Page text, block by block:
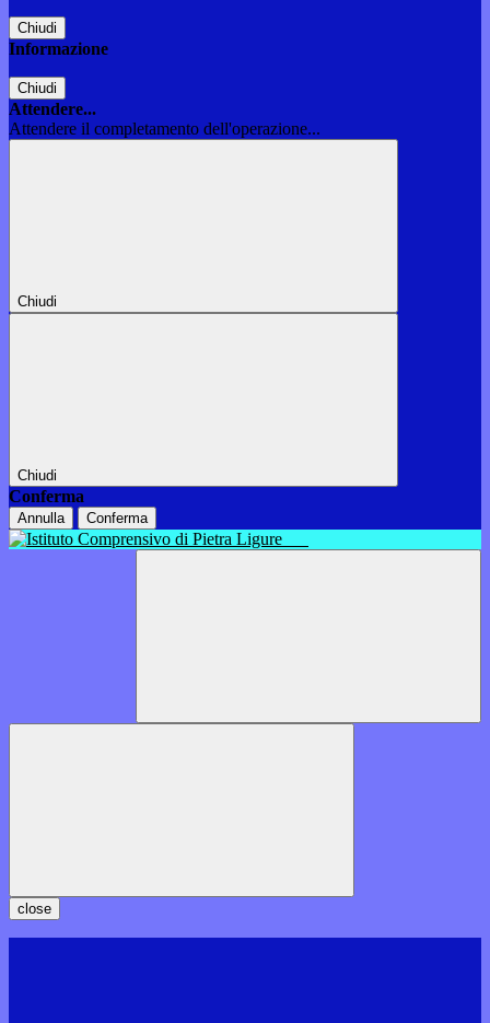
Chiudi
Informazione
Chiudi
Attendere...
Attendere il completamento dell'operazione...
Chiudi
Chiudi
Conferma
Annulla Conferma
close